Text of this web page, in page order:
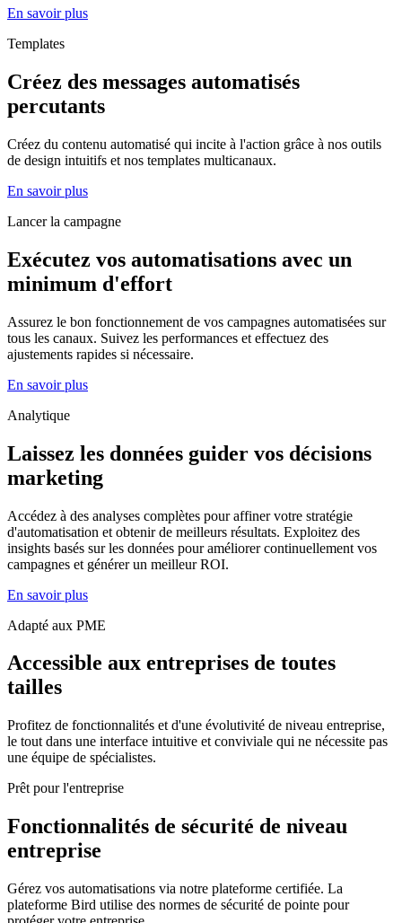
En savoir plus
Templates
Créez des messages automatisés
percutants
Créez du contenu automatisé qui incite à l'action grâce à nos outils
de design intuitifs et nos templates multicanaux.
En savoir plus
Lancer la campagne
Exécutez vos automatisations avec un
minimum d'effort
Assurez le bon fonctionnement de vos campagnes automatisées sur
tous les canaux. Suivez les performances et effectuez des
ajustements rapides si nécessaire.
En savoir plus
Analytique
Laissez les données guider vos décisions
marketing
Accédez à des analyses complètes pour affiner votre stratégie
d'automatisation et obtenir de meilleurs résultats. Exploitez des
insights basés sur les données pour améliorer continuellement vos
campagnes et générer un meilleur ROI.
En savoir plus
Adapté aux PME
Accessible aux entreprises de toutes
tailles
Profitez de fonctionnalités et d'une évolutivité de niveau entreprise,
le tout dans une interface intuitive et conviviale qui ne nécessite pas
une équipe de spécialistes.
Prêt pour l'entreprise
Fonctionnalités de sécurité de niveau
entreprise
Gérez vos automatisations via notre plateforme certifiée. La
plateforme Bird utilise des normes de sécurité de pointe pour